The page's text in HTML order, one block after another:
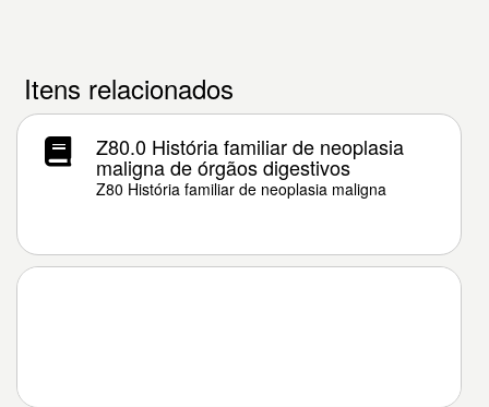
Itens relacionados
Z80.0 História familiar de neoplasia
maligna de órgãos digestivos
Z80 História familiar de neoplasia maligna